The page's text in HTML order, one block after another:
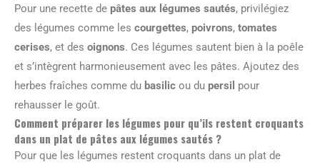
Pour une recette de pâtes aux légumes sautés, privilégiez
des légumes comme les courgettes, poivrons, tomates
cerises, et des oignons. Ces légumes sautent bien à la poêle
et s’intègrent harmonieusement avec les pâtes. Ajoutez des
herbes fraîches comme du basilic ou du persil pour
rehausser le goût.
Comment préparer les légumes pour qu’ils restent croquants
dans un plat de pâtes aux légumes sautés ?
Pour que les légumes restent croquants dans un plat de